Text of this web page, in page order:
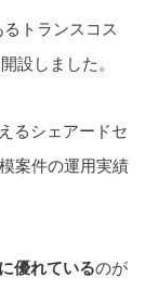
トランスコス
設しました。
るシェアードセ
案件の運用実績
優れているのが